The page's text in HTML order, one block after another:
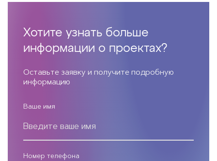
Хотите узнать больше
информации о проектах?
Оставьте заявку и получите подробную
информацию
Ваше имя
Номер телефона